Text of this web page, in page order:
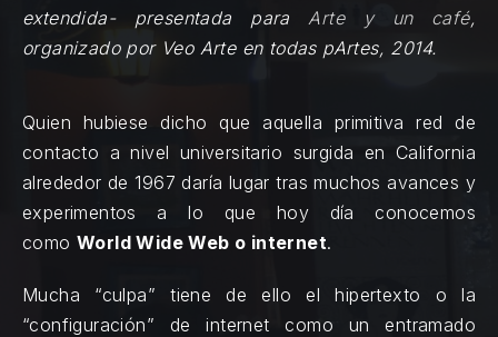
extendida- presentada paraArte y un café,
organizado por Veo Arte en todas pArtes, 2014.
Quien hubiese dicho que aquella primitiva red de
contacto a nivel universitario surgida en California
alrededor de 1967 daría lugar tras muchos avances y
experimentos a lo que hoy día conocemos
como World Wide Web o internet.
Mucha “culpa” tiene de ello el hipertexto o la
“configuración” de internet como un entramado